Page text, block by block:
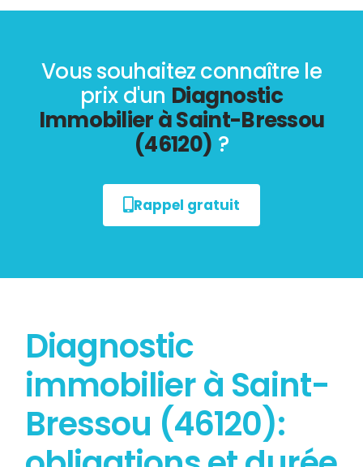
Vous souhaitez connaître le
prix d'un Diagnostic
Immobilier à Saint-Bressou
(46120) ?
Rappel gratuit
Diagnostic
immobilier à Saint-
Bressou (46120):